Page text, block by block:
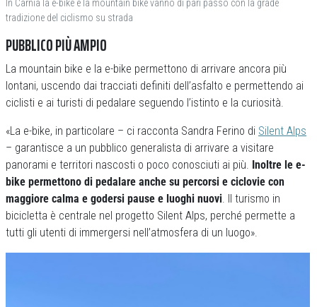
In Carnia la e-bike e la mountain bike vanno di pari passo con la grade
tradizione del ciclismo su strada
PUBBLICO PIÙ AMPIO
La mountain bike e la e-bike permettono di arrivare ancora più
lontani, uscendo dai tracciati definiti dell’asfalto e permettendo ai
ciclisti e ai turisti di pedalare seguendo l’istinto e la curiosità.
«La e-bike, in particolare – ci racconta Sandra Ferino di Silent Alps
– garantisce a un pubblico generalista di arrivare a visitare
panorami e territori nascosti o poco conosciuti ai più. Inoltre le e-
bike permettono di pedalare anche su percorsi e ciclovie con
maggiore calma e godersi pause e luoghi nuovi. Il turismo in
bicicletta è centrale nel progetto Silent Alps, perché permette a
tutti gli utenti di immergersi nell’atmosfera di un luogo».